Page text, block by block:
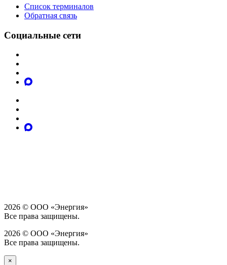
Список терминалов
Обратная связь
Социальные сети
2026 © ООО «Энергия»
Все права защищены.
2026 © ООО «Энергия»
Все права защищены.
×